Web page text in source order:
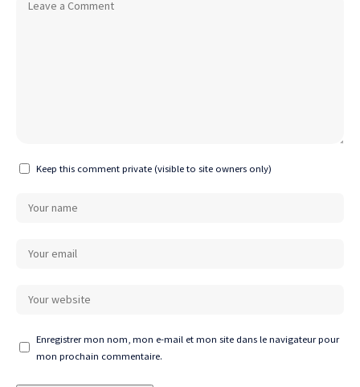
Keep this comment private (visible to site owners only)
Enregistrer mon nom, mon e-mail et mon site dans le navigateur pour
mon prochain commentaire.